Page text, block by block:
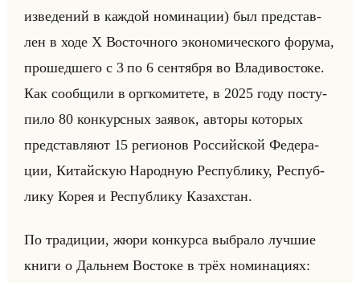
из­ве­де­ний в каж­дой но­ми­на­ции) был пред­став­
лен в ходе X Во­сточ­но­го эко­но­ми­че­ско­го фо­ру­ма,
про­шед­ше­го с 3 по 6 сен­тяб­ря во Вла­ди­во­сто­ке.
Как со­об­щи­ли в орг­ко­ми­те­те, в 2025 году по­сту­
пи­ло 80 кон­курс­ных за­явок, ав­то­ры ко­то­рых
пред­став­ля­ют 15 ре­ги­онов Рос­сийской Фе­де­ра­
ции, Ки­тайскую На­род­ную Рес­пуб­ли­ку, Рес­пуб­
ли­ку Корея и Рес­пуб­ли­ку Ка­зах­стан.
По тра­ди­ции, жюри кон­кур­са вы­бра­ло луч­шие
книги о Дальнем Во­сто­ке в трёх но­ми­на­ци­ях: